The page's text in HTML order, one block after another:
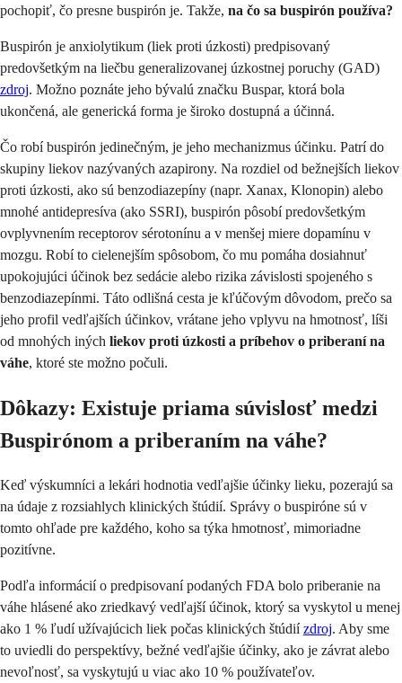
pochopiť, čo presne buspirón je. Takže, na čo sa buspirón používa?
Buspirón je anxiolytikum (liek proti úzkosti) predpisovaný
predovšetkým na liečbu generalizovanej úzkostnej poruchy (GAD)
zdroj. Možno poznáte jeho bývalú značku Buspar, ktorá bola
ukončená, ale generická forma je široko dostupná a účinná.
Čo robí buspirón jedinečným, je jeho mechanizmus účinku. Patrí do
skupiny liekov nazývaných azapirony. Na rozdiel od bežnejších liekov
proti úzkosti, ako sú benzodiazepíny (napr. Xanax, Klonopin) alebo
mnohé antidepresíva (ako SSRI), buspirón pôsobí predovšetkým
ovplyvnením receptorov sérotonínu a v menšej miere dopamínu v
mozgu. Robí to cielenejším spôsobom, čo mu pomáha dosiahnuť
upokojujúci účinok bez sedácie alebo rizika závislosti spojeného s
benzodiazepínmi. Táto odlišná cesta je kľúčovým dôvodom, prečo sa
jeho profil vedľajších účinkov, vrátane jeho vplyvu na hmotnosť, líši
od mnohých iných liekov proti úzkosti a príbehov o priberaní na
váhe, ktoré ste možno počuli.
Dôkazy: Existuje priama súvislosť medzi
Buspirónom a priberaním na váhe?
Keď výskumníci a lekári hodnotia vedľajšie účinky lieku, pozerajú sa
na údaje z rozsiahlych klinických štúdií. Správy o buspiróne sú v
tomto ohľade pre každého, koho sa týka hmotnosť, mimoriadne
pozitívne.
Podľa informácií o predpisovaní podaných FDA bolo priberanie na
váhe hlásené ako zriedkavý vedľajší účinok, ktorý sa vyskytol u menej
ako 1 % ľudí užívajúcich liek počas klinických štúdiízdroj. Aby sme
to uviedli do perspektívy, bežné vedľajšie účinky, ako je závrat alebo
nevoľnosť, sa vyskytujú u viac ako 10 % používateľov.